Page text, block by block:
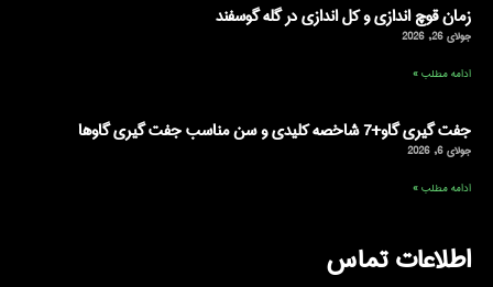
زمان قوچ اندازی و کل اندازی در گله گوسفند
جولای 26, 2026
ادامه مطلب »
جفت گیری گاو+7 شاخصه کلیدی و سن مناسب جفت گیری گاوها
جولای 6, 2026
ادامه مطلب »
اطلاعات تماس